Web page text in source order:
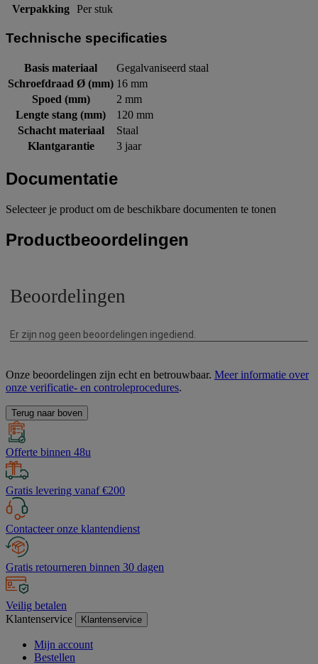
Verpakking Per stuk
Technische specificaties
Basis materiaal
Gegalvaniseerd staal
Schroefdraad Ø (mm) 16 mm
Spoed (mm)
2 mm
Lengte stang (mm)
120 mm
Schacht materiaal
Staal
Klantgarantie
3 jaar
Documentatie
Selecteer je product om de beschikbare documenten te tonen
Productbeoordelingen
Onze beoordelingen zijn echt en betrouwbaar. Meer informatie over
onze verificatie- en controleprocedures.
Terug naar boven
Offerte binnen 48u
Gratis levering vanaf €200
Contacteer onze klantendienst
Gratis retourneren binnen 30 dagen
Veilig betalen
Klantenservice
Klantenservice
Mijn account
Bestellen